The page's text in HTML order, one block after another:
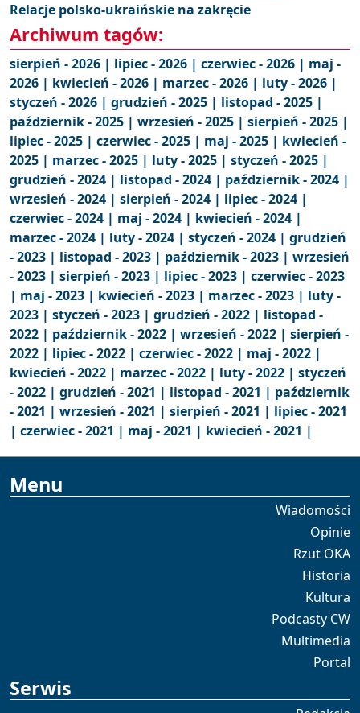
Relacje polsko-ukraińskie na zakręcie
Archiwum tagów:
sierpień - 2026 | lipiec - 2026 | czerwiec - 2026 | maj -
2026 | kwiecień - 2026 | marzec - 2026 | luty - 2026 |
styczeń - 2026 | grudzień - 2025 | listopad - 2025 |
październik - 2025 | wrzesień - 2025 | sierpień - 2025 |
lipiec - 2025 | czerwiec - 2025 | maj - 2025 | kwiecień -
2025 | marzec - 2025 | luty - 2025 | styczeń - 2025 |
grudzień - 2024 | listopad - 2024 | październik - 2024 |
wrzesień - 2024 | sierpień - 2024 | lipiec - 2024 |
czerwiec - 2024 | maj - 2024 | kwiecień - 2024 |
marzec - 2024 | luty - 2024 | styczeń - 2024 | grudzień
- 2023 | listopad - 2023 | październik - 2023 | wrzesień
- 2023 | sierpień - 2023 | lipiec - 2023 | czerwiec - 2023
| maj - 2023 | kwiecień - 2023 | marzec - 2023 | luty -
2023 | styczeń - 2023 | grudzień - 2022 | listopad -
2022 | październik - 2022 | wrzesień - 2022 | sierpień -
2022 | lipiec - 2022 | czerwiec - 2022 | maj - 2022 |
kwiecień - 2022 | marzec - 2022 | luty - 2022 | styczeń
- 2022 | grudzień - 2021 | listopad - 2021 | październik
- 2021 | wrzesień - 2021 | sierpień - 2021 | lipiec - 2021
| czerwiec - 2021 | maj - 2021 | kwiecień - 2021 |
Menu
Wiadomości
Opinie
Rzut OKA
Historia
Kultura
Podcasty CW
Multimedia
Portal
Serwis